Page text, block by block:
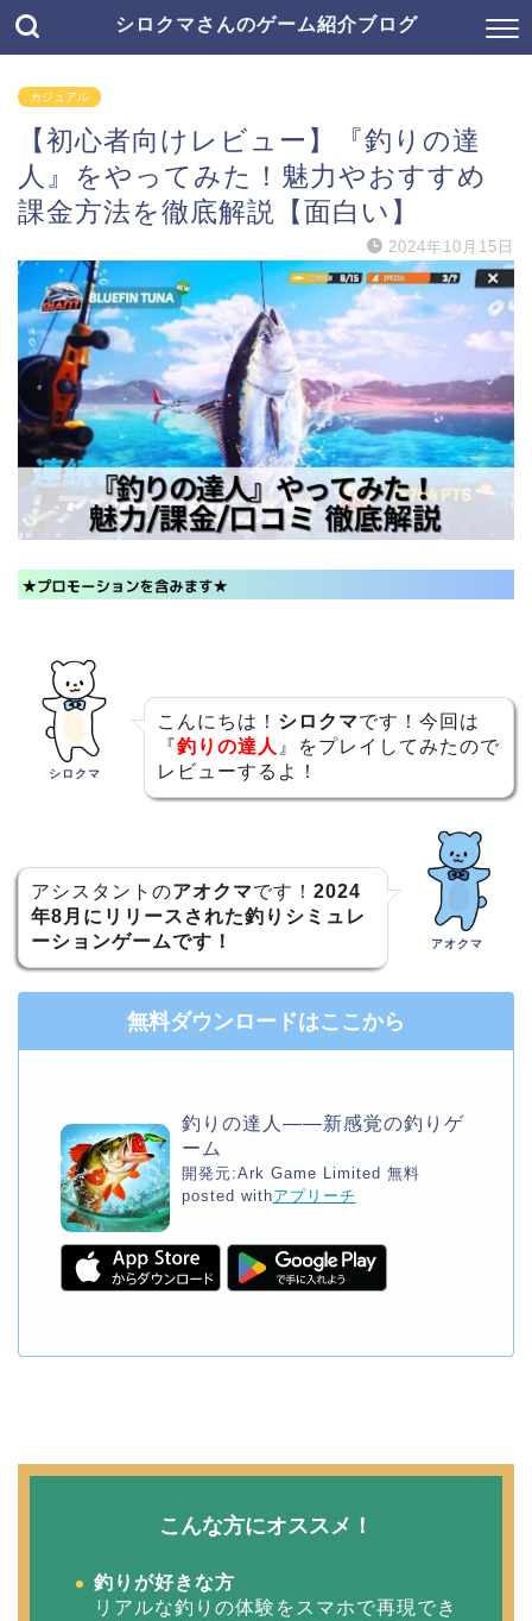
シロクマさんのゲーム紹介ブログ
カジュアル
【初心者向けレビュー】『釣りの達
人』をやってみた！魅力やおすすめ
課金方法を徹底解説【面白い】
2024年10月15日
シロクマ
こんにちは！ シロクマです！今回は
『釣りの達人 』をプレイしてみたので
レビューするよ！
アシスタントのアオクマです！ 2024
年8月にリリースされた釣りシミュレ
ーションゲームです！
アオクマ
無料ダウンロードはここから
釣りの達人——新感覚の釣りゲ
ーム
開発元:Ark Game Limited 無料
posted withアプリーチ
こんな方にオススメ！
釣りが好きな方
リアルな釣りの体験をスマホで再現でき